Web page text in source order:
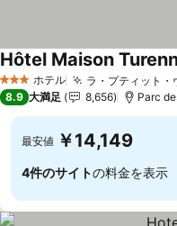
3 ホテルのランク
ホテル ラ・プティット・
Hôtel Maison
8.9 大満足 8,656 Parc
最安値 ￥14,149
4件のサイトの料金を表示